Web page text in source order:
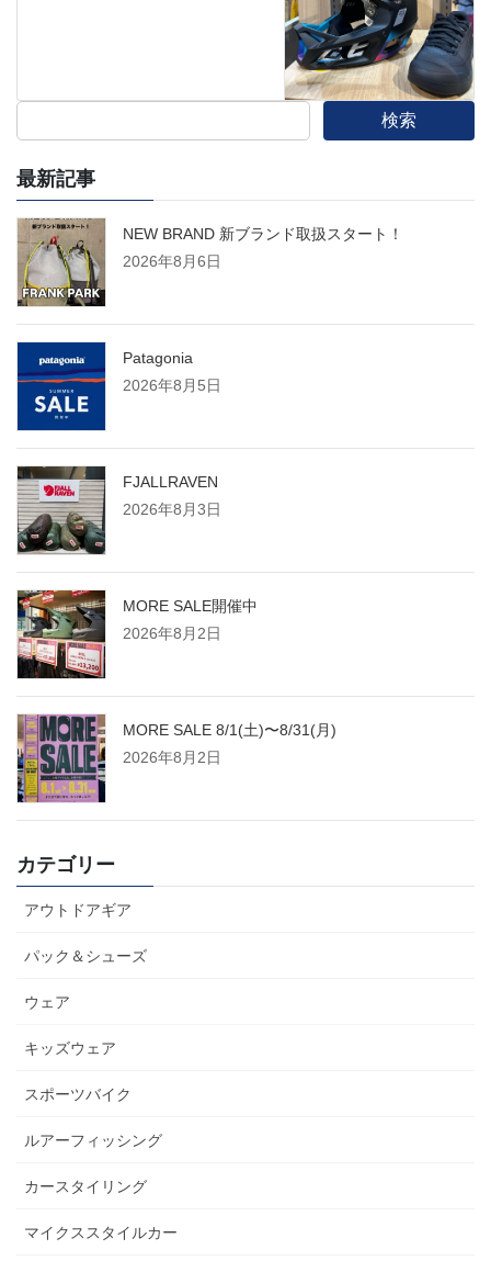
検索
最新記事
NEW BRAND 新ブランド取扱スタート！
2026年8月6日
Patagonia
2026年8月5日
FJALLRAVEN
2026年8月3日
MORE SALE開催中
2026年8月2日
MORE SALE 8/1(土)〜8/31(月)
2026年8月2日
カテゴリー
アウトドアギア
パック＆シューズ
ウェア
キッズウェア
スポーツバイク
ルアーフィッシング
カースタイリング
マイクススタイルカー